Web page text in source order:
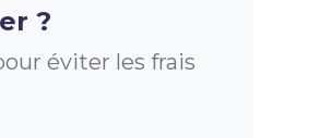
?
éviter les frais